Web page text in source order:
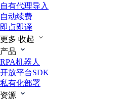
自有代理导入
自动续费
即点即译
更多 收起
产品
RPA机器人
开放平台SDK
私有化部署
资源